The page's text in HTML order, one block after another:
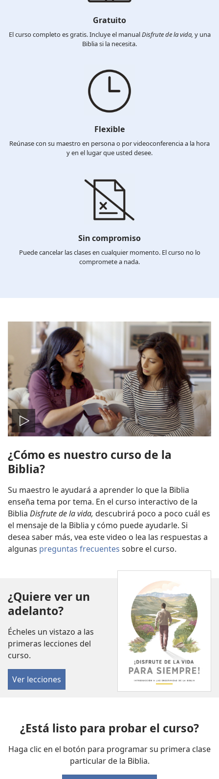
Gratuito
El curso completo es gratis. Incluye el manualDisfrute de la vida, y una
Biblia si la necesita.
Flexible
Reúnase con su maestro en persona o por videoconferencia a la hora
y en el lugar que usted desee.
Sin compromiso
Puede cancelar las clases en cualquier momento. El curso no lo
compromete a nada.
Reproducir
video
¿Cómo es nuestro curso de la
Biblia?
Su maestro le ayudará a aprender lo que la Biblia
enseña tema por tema. En el curso interactivo de la
Biblia Disfrute de la vida, descubrirá poco a poco cuál es
el mensaje de la Biblia y cómo puede ayudarle. Si
desea saber más, vea este video o lea las respuestas a
algunas preguntas frecuentes sobre el curso.
¿Quiere ver un
adelanto?
Écheles un vistazo a las
primeras lecciones del
curso.
Ver lecciones
¿Está listo para probar el curso?
Haga clic en el botón para programar su primera clase
particular de la Biblia.